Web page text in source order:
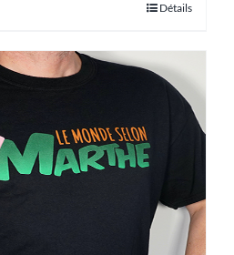
Détails